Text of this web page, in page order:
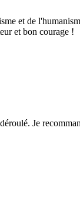
et de
et bon courage !
Je